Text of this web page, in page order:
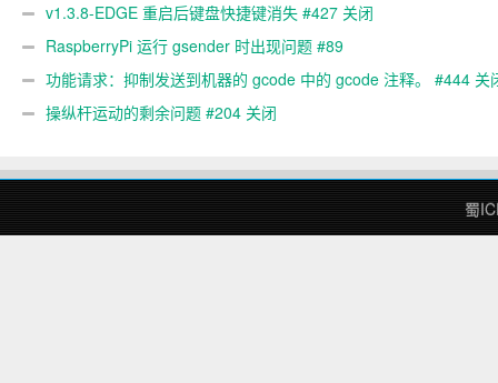
v1.3.8-EDGE 重启后键盘快捷键消失 #427 关闭
RaspberryPi 运行 gsender 时出现问题 #89
功能请求：抑制发送到机器的 gcode 中的 gcode 注释。 #444 关
操纵杆运动的剩余问题 #204 关闭
蜀